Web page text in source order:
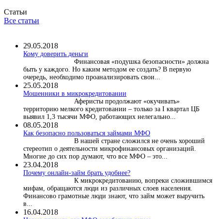
Статьи
Все статьи
29.05.2018
Кому доверить деньги
Финансовая «подушка безопасности» должна
быть у каждого. Но каким методом ее создать? В первую
очередь, необходимо проанализировать свои...
25.05.2018
Мошенники в микрокредитовании
Аферисты продолжают «окучивать»
территорию мелкого кредитовании – только за I квартал ЦБ
выявил 1,3 тысячи МФО, работающих нелегально...
08.05.2018
Как безопасно пользоваться займами МФО
В нашей стране сложился не очень хороший
стереотип о деятельности микрофинансовых организаций.
Многие до сих пор думают, что все МФО – это...
23.04.2018
Почему онлайн-займ брать удобнее?
К микрокредитованию, вопреки сложившимся
мифам, обращаются люди из различных слоев населения.
Финансово грамотные люди знают, что займ может выручить
в...
16.04.2018